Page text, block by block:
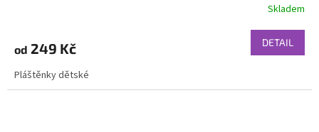
Skladem
od 249 Kč DETAIL
Pláštěnky dětské